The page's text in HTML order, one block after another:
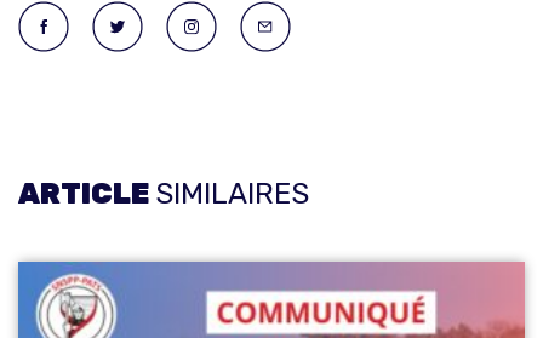
ARTICLE SIMILAIRES